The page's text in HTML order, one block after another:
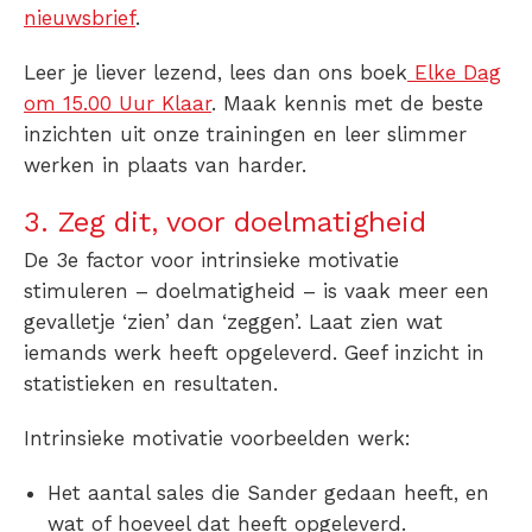
nieuwsbrief.
Leer je liever lezend, lees dan ons boek Elke Dag
om 15.00 Uur Klaar. Maak kennis met de beste
inzichten uit onze trainingen en leer slimmer
werken in plaats van harder.
3. Zeg dit, voor doelmatigheid
De 3e factor voor intrinsieke motivatie
stimuleren – doelmatigheid – is vaak meer een
gevalletje ‘zien’ dan ‘zeggen’. Laat zien wat
iemands werk heeft opgeleverd. Geef inzicht in
statistieken en resultaten.
Intrinsieke motivatie voorbeelden werk:
Het aantal sales die Sander gedaan heeft, en
wat of hoeveel dat heeft opgeleverd.